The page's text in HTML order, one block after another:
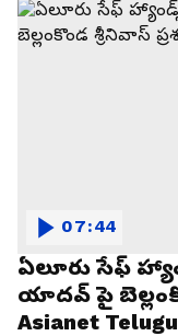
ఏలూరు సేఫ్
యాదవ్ పై
Asianet Telugu
07:44